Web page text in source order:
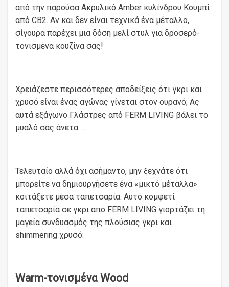
από την παρούσα Ακρυλικό Amber κυλίνδρου Κουμπί
από CB2. Αν και δεν είναι τεχνικά ένα μέταλλο,
σίγουρα παρέχει μια δόση μελί στυλ για δροσερό-
τονισμένα κουζίνα σας!
Χρειάζεστε περισσότερες αποδείξεις ότι γκρι και
χρυσό είναι ένας αγώνας γίνεται στον ουρανό; Ας
αυτά εξάγωνο Γλάστρες από FERM LIVING βάλει το
μυαλό σας άνετα …
Τελευταίο αλλά όχι ασήμαντο, μην ξεχνάτε ότι
μπορείτε να δημιουργήσετε ένα «μικτό μέταλλα»
κοιτάξετε μέσα ταπετσαρία. Αυτό κομφετί
ταπετσαρία σε γκρι από FERM LIVING γιορτάζει τη
μαγεία συνδυασμός της πλούσιας γκρι και
shimmering χρυσό:
Warm-τονισμένα Wood